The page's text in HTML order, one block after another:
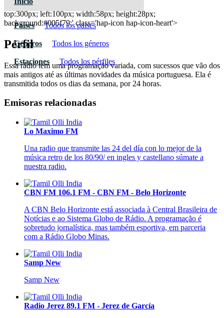
Paises Todos los paises
Géneros Todos los géneros
Estaciones Todos los pérfiles
Radio Alto Som
top:300px; left:100px; width:58px; height:28px;
background:#005f79;' class='hap-icon hap-icon-heart'>
Pérfil
Essa rádio tem uma programação variada, com sucessos que vão dos
mais antigos até as últimas novidades da música portuguesa. Ela é
transmitida todos os dias da semana, por 24 horas.
Emisoras relacionadas
Lo Maximo FM
Una radio que transmite las 24 del día con lo mejor de la
música retro de los 80/90/ en ingles y castellano súmate a
nuestra radio.
CBN FM 106.1 FM - CBN FM - Belo Horizonte
A CBN Belo Horizonte está associada à Central Brasileira de
Notícias e ao Sistema Globo de Rádio. A programação é
sobretudo jornalística, mas também esportiva, em parceria
com a Rádio Globo Minas.
Samp New
Samp New
Radio Jerez 89.1 FM - Jerez de García